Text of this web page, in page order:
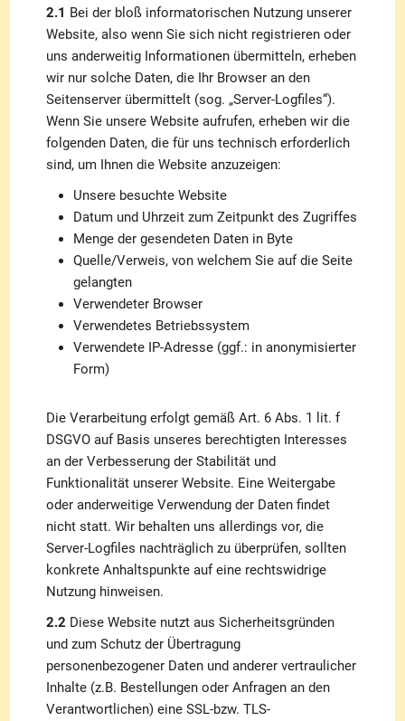
2.1 Bei der bloß informatorischen Nutzung unserer
Website, also wenn Sie sich nicht registrieren oder
uns anderweitig Informationen übermitteln, erheben
wir nur solche Daten, die Ihr Browser an den
Seitenserver übermittelt (sog. „Server-Logfiles“).
Wenn Sie unsere Website aufrufen, erheben wir die
folgenden Daten, die für uns technisch erforderlich
sind, um Ihnen die Website anzuzeigen:
Unsere besuchte Website
Datum und Uhrzeit zum Zeitpunkt des Zugriffes
Menge der gesendeten Daten in Byte
Quelle/Verweis, von welchem Sie auf die Seite
gelangten
Verwendeter Browser
Verwendetes Betriebssystem
Verwendete IP-Adresse (ggf.: in anonymisierter
Form)
Die Verarbeitung erfolgt gemäß Art. 6 Abs. 1 lit. f
DSGVO auf Basis unseres berechtigten Interesses
an der Verbesserung der Stabilität und
Funktionalität unserer Website. Eine Weitergabe
oder anderweitige Verwendung der Daten findet
nicht statt. Wir behalten uns allerdings vor, die
Server-Logfiles nachträglich zu überprüfen, sollten
konkrete Anhaltspunkte auf eine rechtswidrige
Nutzung hinweisen.
2.2 Diese Website nutzt aus Sicherheitsgründen
und zum Schutz der Übertragung
personenbezogener Daten und anderer vertraulicher
Inhalte (z.B. Bestellungen oder Anfragen an den
Verantwortlichen) eine SSL-bzw. TLS-